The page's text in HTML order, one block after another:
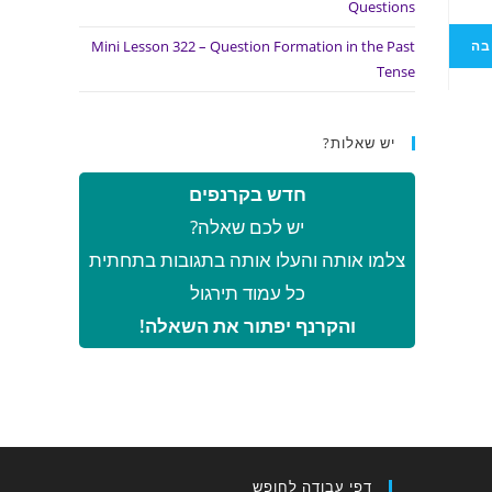
Questions
Mini Lesson 322 – Question Formation in the Past
Tense
יש שאלות?
חדש בקרנפים
יש לכם שאלה?
צלמו אותה והעלו אותה בתגובות בתחתית
כל עמוד תירגול
והקרנף יפתור את השאלה!
דפי עבודה לחופש